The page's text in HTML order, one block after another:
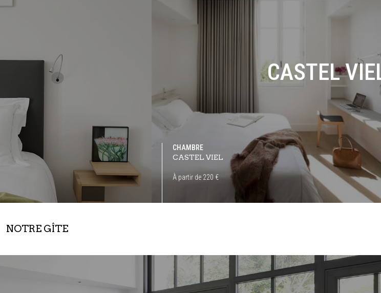
CASTEL
CHAMBRE
CASTEL VIEL
À partir de 220 €
NOTRE GÎTE